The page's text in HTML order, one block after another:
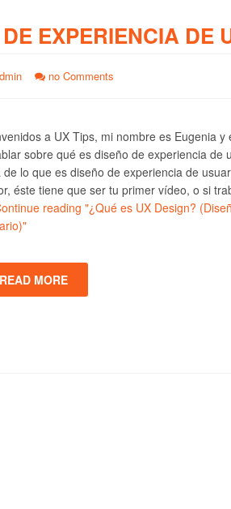
EXPERIENCIA DE
no Comments
a UX Tips, mi nombre es Eugenia
sobre qué es diseño de experiencia de
de lo que es diseño de experiencia de
éste tiene que ser tu primer vídeo, o si
reading "¿Qué es UX Design?
READ MORE